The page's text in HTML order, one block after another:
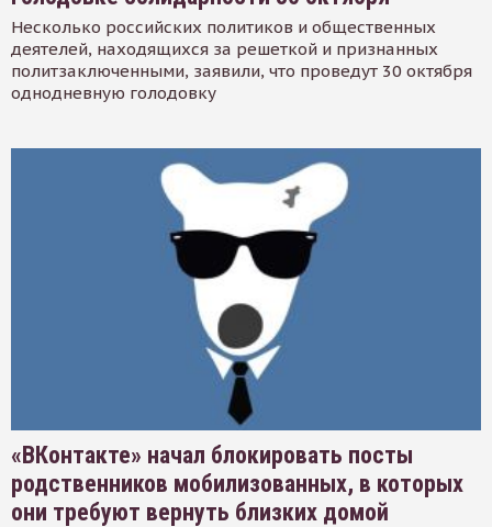
Несколько российских политиков и общественных
деятелей, находящихся за решеткой и признанных
политзаключенными, заявили, что проведут 30 октября
однодневную голодовку
«ВКонтакте» начал блокировать посты
родственников мобилизованных, в которых
они требуют вернуть близких домой